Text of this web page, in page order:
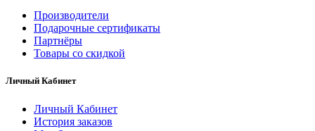
Производители
Подарочные сертификаты
Партнёры
Товары со скидкой
Личный Кабинет
Личный Кабинет
История заказов